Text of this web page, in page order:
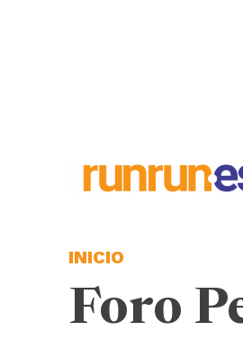
INICIO
Foro